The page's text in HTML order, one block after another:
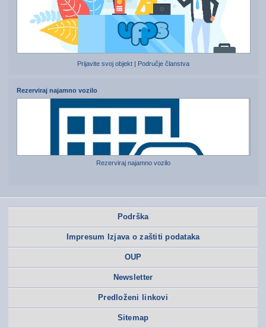
Prijavite svoj objekt Područje članstva
Rezerviraj najamno vozilo
Rezerviraj najamno vozilo
Podrška
Impresum Izjava o zaštiti podataka
OUP
Newsletter
Predloženi linkovi
Sitemap